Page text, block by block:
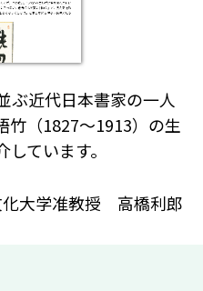
ぶ近代日本書家の一人
竹（1827～1913）の生
ています。
化大学准教授 高橋利郎